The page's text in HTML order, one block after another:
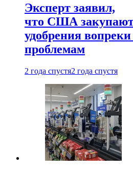
Эксперт заявил,
что США закупают
удобрения
проблемам
2 года спустя2 года спустя